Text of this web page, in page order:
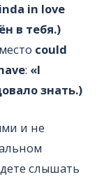
in love
в тебя.)
could
: «I
знать.)
и не
слышать